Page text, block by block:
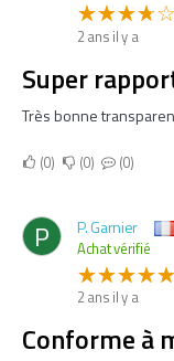
2 ans il y a
Super
Très bonne
0 0 0
P P. Garnier
Achat vérifié
2 ans il y a
Conforme à